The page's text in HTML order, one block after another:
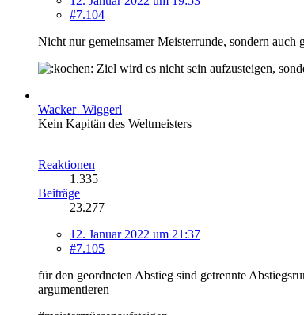
#7.104
Nicht nur gemeinsamer Meisterrunde, sondern auch
Ziel wird es nicht sein aufzusteigen,
Wacker_Wiggerl
Kein Kapitän des Weltmeisters
Reaktionen
1.335
Beiträge
23.277
12. Januar 2022 um 21:37
#7.105
für den geordneten Abstieg sind getrennte
argumentieren